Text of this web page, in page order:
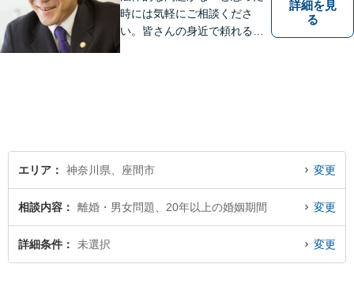
時には気軽にご相談くださ
い。皆さんの身近で頼れる弁
詳細を見
る
エリア 神奈川県、座間市 変更
相談内容 離婚・男女問題、20年以上の婚姻期間 変更
詳細条件 未選択 変更